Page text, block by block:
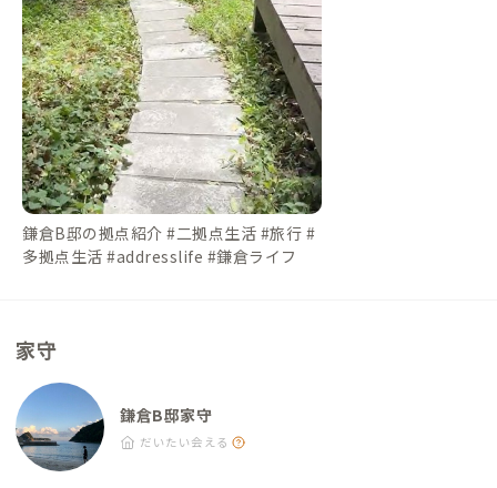
鎌倉B邸の拠点紹介 #二拠点生活 #旅行 #
多拠点生活 #addresslife #鎌倉ライフ
家守
鎌倉B邸家守
だいたい会える